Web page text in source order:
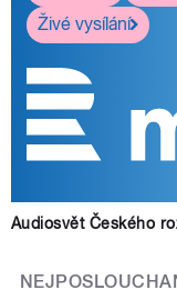
Živé vysílání
Audiosvět Českého